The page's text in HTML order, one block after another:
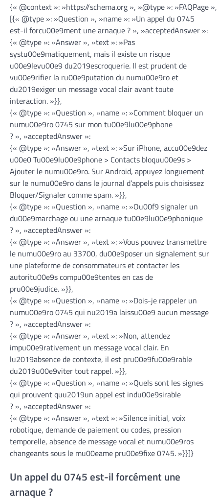
{« @context »: »https://schema.org », »@type »: »FAQPage
[{« @type »: »Question », »name »: »Un appel du 0745
est-il forcu00e9ment une arnaque ? », »acceptedAnswer »:
{« @type »: »Answer », »text »: »Pas
systu00e9matiquement, mais il existe un risque
u00e9levu00e9 du2019escroquerie. Il est prudent de
vu00e9rifier la ru00e9putation du numu00e9ro et
du2019exiger un message vocal clair avant toute
interaction. »}},
{« @type »: »Question », »name »: »Comment bloquer un
numu00e9ro 0745 sur mon tu00e9lu00e9phone
? », »acceptedAnswer »:
{« @type »: »Answer », »text »: »Sur iPhone, accu00e9dez
u00e0 Tu00e9lu00e9phone > Contacts bloquu00e9s >
Ajouter le numu00e9ro. Sur Android, appuyez longuement
sur le numu00e9ro dans le journal d’appels puis choisissez
Bloquer/Signaler comme spam. »}},
{« @type »: »Question », »name »: »Ou00f9 signaler un
du00e9marchage ou une arnaque tu00e9lu00e9phonique
? », »acceptedAnswer »:
{« @type »: »Answer », »text »: »Vous pouvez transmettre
le numu00e9ro au 33700, du00e9poser un signalement sur
une plateforme de consommateurs et contacter les
autoritu00e9s compu00e9tentes en cas de
pru00e9judice. »}},
{« @type »: »Question », »name »: »Dois-je rappeler un
numu00e9ro 0745 qui nu2019a laissu00e9 aucun message
? », »acceptedAnswer »:
{« @type »: »Answer », »text »: »Non, attendez
impu00e9rativement un message vocal clair. En
lu2019absence de contexte, il est pru00e9fu00e9rable
du2019u00e9viter tout rappel. »}},
{« @type »: »Question », »name »: »Quels sont les signes
qui prouvent quu2019un appel est indu00e9sirable
? », »acceptedAnswer »:
{« @type »: »Answer », »text »: »Silence initial, voix
robotique, demande de paiement ou codes, pression
temporelle, absence de message vocal et numu00e9ros
changeants sous le mu00eame pru00e9fixe 0745. »}}]}
Un appel du 0745 est-il forcément une
arnaque ?